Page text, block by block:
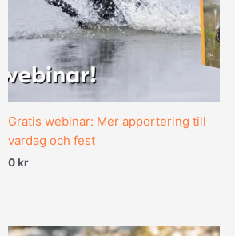
Gratis webinar: Mer apportering till
vardag och fest
0kr